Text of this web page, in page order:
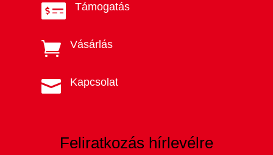
 Támogatás
 Vásárlás
 Kapcsolat
Feliratkozás hírlevélre